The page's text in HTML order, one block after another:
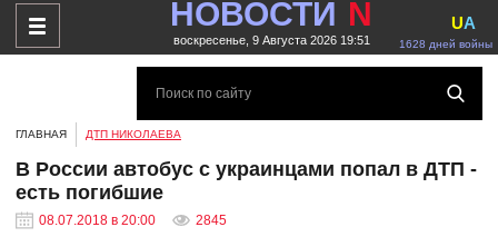
НОВОСТИ N
воскресенье, 9 Августа 2026 19:51 1628 дней войны
UA
ГЛАВНАЯ ДТП НИКОЛАЕВА
В России автобус с украинцами попал в ДТП -
есть погибшие
08.07.2018 в 20:00 2845